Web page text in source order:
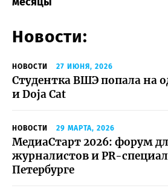
Новости:
НОВОСТИ 27 ИЮНЯ, 2026
Студентка ВШЭ попала на
и Doja Cat
НОВОСТИ 29 МАРТА, 2026
МедиаСтарт 2026: форум
журналистов и PR-
Петербурге